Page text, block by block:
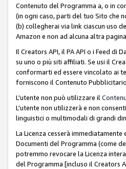
Contenuto del Programma a, o in
(in ogni caso, parti del tuo Sito che
(b) collegherai via link ciascun uso
Amazon e non ad alcuna altra
Il Creators API, il PA API o i Feed
su uno o più siti affiliati. Se usi il
conformarti ed essere vincolato ai
forniscono il Contenuto
L'utente non può utilizzare il
L'utente non utilizzerà e non
linguistici o multimodali di grandi
La Licenza cesserà
Documenti del Programma (come
potremmo revocare la Licenza
del Programma [incluso il Creators